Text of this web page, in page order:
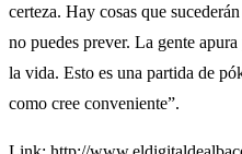
certeza. Hay cosas que
no puedes prever. La gente
la vida. Esto es una partida de
como cree conveniente”.